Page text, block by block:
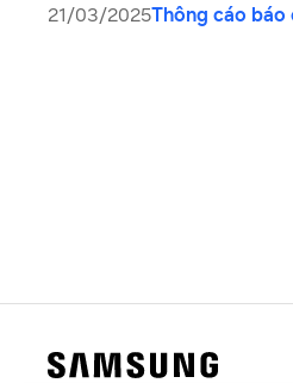
mẽ và hiệu suất
21/03/2025Thông cáo báo